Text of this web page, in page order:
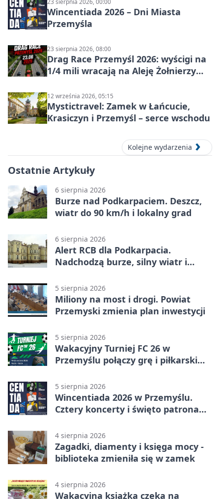
23 sierpnia 2026, 00:00
Wincentiada 2026 – Dni Miasta
Przemyśla
23 sierpnia 2026, 08:00
Drag Race Przemyśl 2026: wyścigi na
1/4 mili wracają na Aleję Żołnierzy
12 września 2026, 05:15
Mystictravel: Zamek w Łańcucie,
Krasiczyn i Przemyśl – serce wschodu
Kolejne wydarzenia
Ostatnie Artykuły
6 sierpnia 2026
Burze nad Podkarpaciem. Deszcz,
wiatr do 90 km/h i lokalny grad
6 sierpnia 2026
Alert RCB dla Podkarpacia.
Nadchodzą burze, silny wiatr i
5 sierpnia 2026
Miliony na most i drogi. Powiat
Przemyski zmienia plan inwestycji
5 sierpnia 2026
Wakacyjny Turniej FC 26 w
Przemyślu połączy grę i piłkarski
5 sierpnia 2026
Wincentiada 2026 w Przemyślu.
Cztery koncerty i święto patrona
4 sierpnia 2026
Zagadki, diamenty i księga mocy -
biblioteka zmieniła się w zamek
4 sierpnia 2026
Wakacyjna książka czeka na